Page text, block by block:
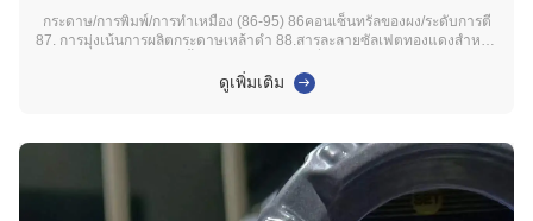
กระดาษ/การพิมพ์/การทําเหมือง (86-95) 86คอนเซ็นทรัลของผง/ระดับการตี
87. การมุ่งเน้นการผลิตกระดาษเหล้าดํา 88.สารละลายซัลเฟตทองแดงสําหรับ
90คอนเซ็นทรัฐของหินหิน 91. การมุ่งเน้นของน้ําเกลือในการผลิตเกลือ
92ความหนาแน่นของปลาสลัวฟอสเฟต 93...
ดูเพิ่มเติม